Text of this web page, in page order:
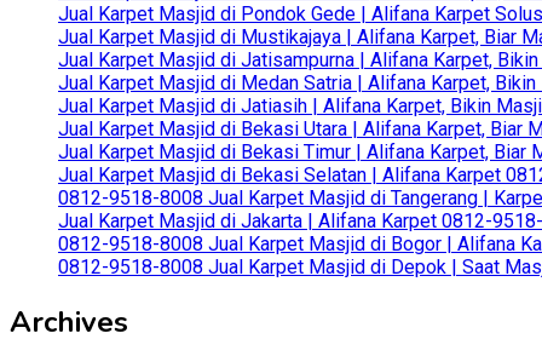
Jual Karpet Masjid di Pondok Gede | Alifana Karpet
Jual Karpet Masjid di Mustikajaya | Alifana Karpet, Biar
Jual Karpet Masjid di Jatisampurna | Alifana Karpet,
Jual Karpet Masjid di Medan Satria | Alifana Karpet,
Jual Karpet Masjid di Jatiasih | Alifana Karpet, Bikin
Jual Karpet Masjid di Bekasi Utara | Alifana Karpet, Biar
Jual Karpet Masjid di Bekasi Timur | Alifana Karpet, Biar
Jual Karpet Masjid di Bekasi Selatan | Alifana Karpet
0812-9518-8008 Jual Karpet Masjid di Tangerang |
Jual Karpet Masjid di Jakarta | Alifana Karpet 0812-
0812-9518-8008 Jual Karpet Masjid di Bogor | Alifana
0812-9518-8008 Jual Karpet Masjid di Depok | Saat
Archives